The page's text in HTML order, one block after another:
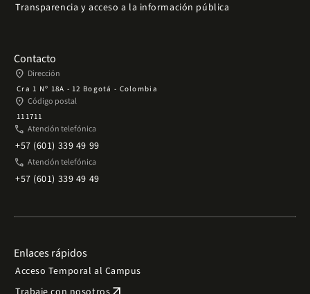
Transparencia y acceso a la información pública
Contacto
place Dirección
Cra 1 Nº 18A - 12 Bogotá - Colombia
place Código postal
111711
phone Atención telefónica
+57 (601) 339 49 99
phone Atención telefónica
+57 (601) 339 49 49
Enlaces rápidos
Acceso Temporal al Campus